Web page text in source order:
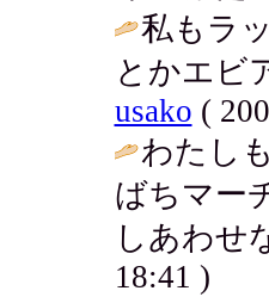
私もラ
とかエビ
usako (
わたし
ばちマー
しあわせ
18:41 )